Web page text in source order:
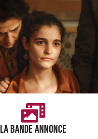
LA BANDE ANNONCE